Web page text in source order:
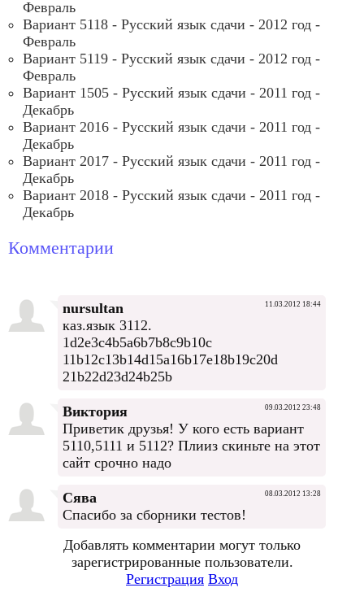
Февраль
Вариант 5118 - Русский язык сдачи - 2012 год -
Февраль
Вариант 5119 - Русский язык сдачи - 2012 год -
Февраль
Вариант 1505 - Русский язык сдачи - 2011 год -
Декабрь
Вариант 2016 - Русский язык сдачи - 2011 год -
Декабрь
Вариант 2017 - Русский язык сдачи - 2011 год -
Декабрь
Вариант 2018 - Русский язык сдачи - 2011 год -
Декабрь
Комментарии
nursultan 11.03.2012 18:44
каз.язык 3112.
1d2e3c4b5a6b7b8c9b10c
11b12c13b14d15a16b17e18b19c20d
21b22d23d24b25b
Виктория 09.03.2012 23:48
Приветик друзья! У кого есть вариант
5110,5111 и 5112? Плииз скиньте на этот
сайт срочно надо
Сява 08.03.2012 13:28
Спасибо за сборники тестов!
Добавлять комментарии могут только
зарегистрированные пользователи.
Регистрация Вход